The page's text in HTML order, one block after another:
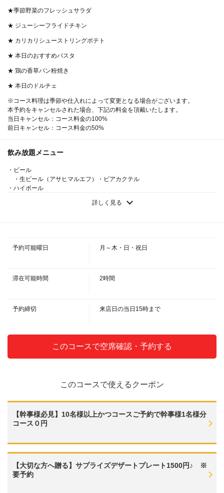
★季節野菜のフレッシュサラダ
★ ジューシーフライドチキン
★ カリカリシューストリングポテト
★ 本日のおすすめパスタ
★ 鶏の香草パン粉焼き
★ 本日のドルチェ
※コース料理は季節や仕入れによって変更となる場合がございます。
本予約をキャンセルされた場合、下記の料金を頂戴いたします。
当日キャンセル：コース料金の100%
前日キャンセル：コース料金の50%
飲み放題メニュー
・ビール
・生ビール（アサヒマルエフ）・ビアカクテル
・ハイボール
ース・ラムベース・モヒートベース
・サワー
・美酢
・オレンジジュース・グレープフルーツジュース・ウーロン茶・カルピ
ス・コーラ・ジンジャーエール
・プラス500円でOK☆プレミアム飲み放題内容[1]
・プラス500円でOK☆プレミアム飲み放題内容[2]
・ワインカクテル（ミモザ・オペレーター・キティ・キール・キールロワ
イヤル） 上記内容にプラスされます。
詳しく見る
予約可能曜日 月～木・日・祝日
滞在可能時間 2時間
予約締切 来店日の当日15時まで
このコースで空席確認・予約する
このコースで使えるクーポン
【幹事様必見】10名様以上かつコースご予約で幹事様1名様分
コース０円
【大切な方へ贈る】サプライズデザートプレート1500円♪ ※
要予約
この店舗情報をシェアする
【定番コース】120分飲み放題＆全7品で4500円♪♪ | Italian
Bar KIMURAYA 京都駅前
京都府京都市下京区塩小路通烏丸東入ル東塩小路町717-3 飯田惣平
ビル 1F・2F
https://kidshd127.owst.jp/courses/215756784